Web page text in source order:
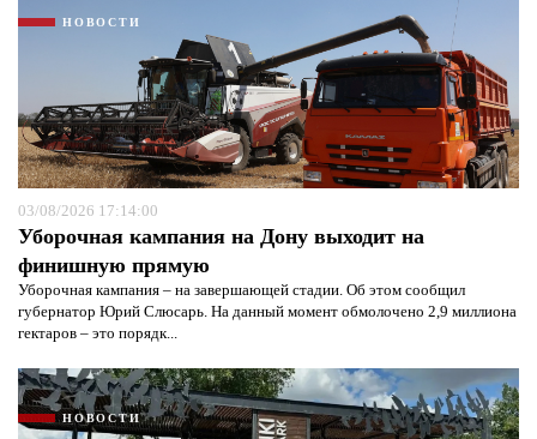
НОВОСТИ
03/08/2026 17:14:00
Уборочная кампания на Дону выходит на
финишную прямую
Уборочная кампания – на завершающей стадии. Об этом сообщил
губернатор Юрий Слюсарь. На данный момент обмолочено 2,9 миллиона
гектаров – это порядк...
НОВОСТИ